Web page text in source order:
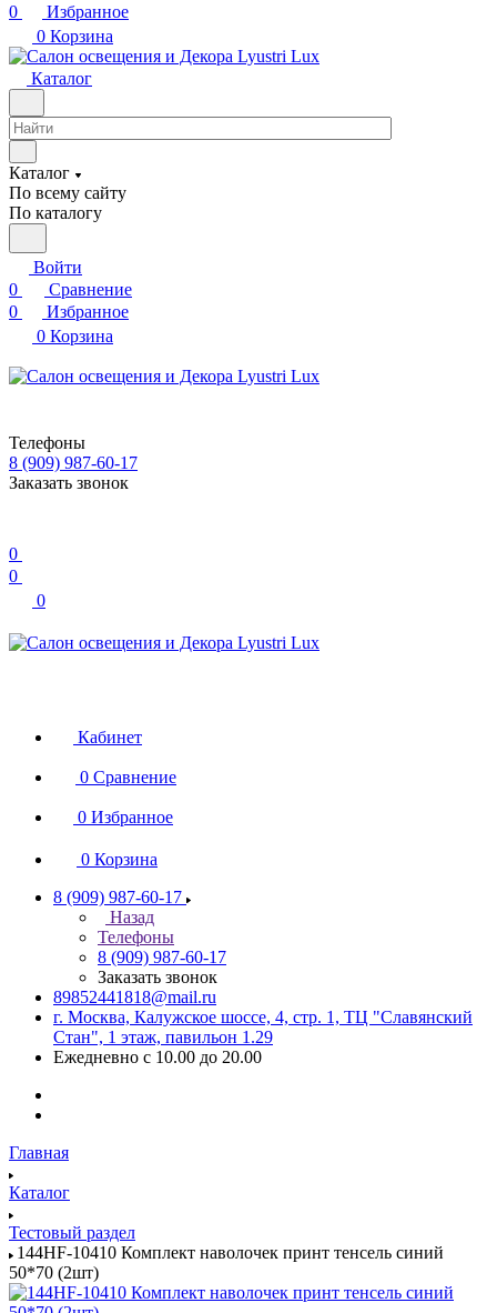
0
Избранное
0 Корзина
Каталог
Каталог
По всему сайту
По каталогу
Войти
0
Сравнение
0
Избранное
0 Корзина
Телефоны
8 (909) 987-60-17
Заказать звонок
0
0
0
Кабинет
0 Сравнение
0 Избранное
0 Корзина
8 (909) 987-60-17
Назад
Телефоны
8 (909) 987-60-17
Заказать звонок
89852441818@mail.ru
г. Москва, Калужское шоссе, 4, стр. 1, ТЦ "Славянский
Стан", 1 этаж, павильон 1.29
Ежедневно с 10.00 до 20.00
Главная
Каталог
Тестовый раздел
144HF-10410 Комплект наволочек принт тенсель синий
50*70 (2шт)